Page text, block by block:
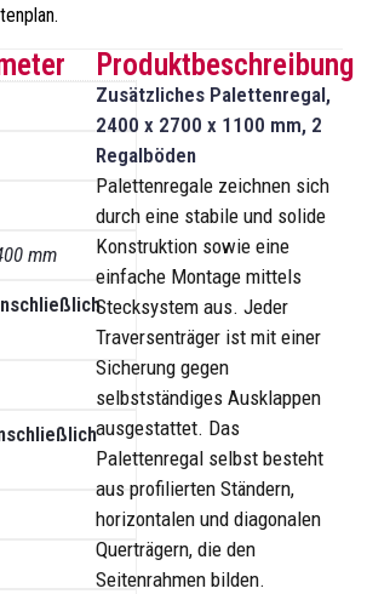
mm
Produktbeschreibung
Zusätzliches Palettenregal,
2400 x 2700 x 1100 mm, 2
Regalböden
Palettenregale zeichnen sich
durch eine stabile und solide
Konstruktion sowie eine
einfache Montage mittels
Stecksystem aus. Jeder
Traversenträger ist mit einer
Sicherung gegen
selbstständiges Ausklappen
ausgestattet. Das
Palettenregal selbst besteht
aus profilierten Ständern,
horizontalen und diagonalen
Querträgern, die den
Seitenrahmen bilden.